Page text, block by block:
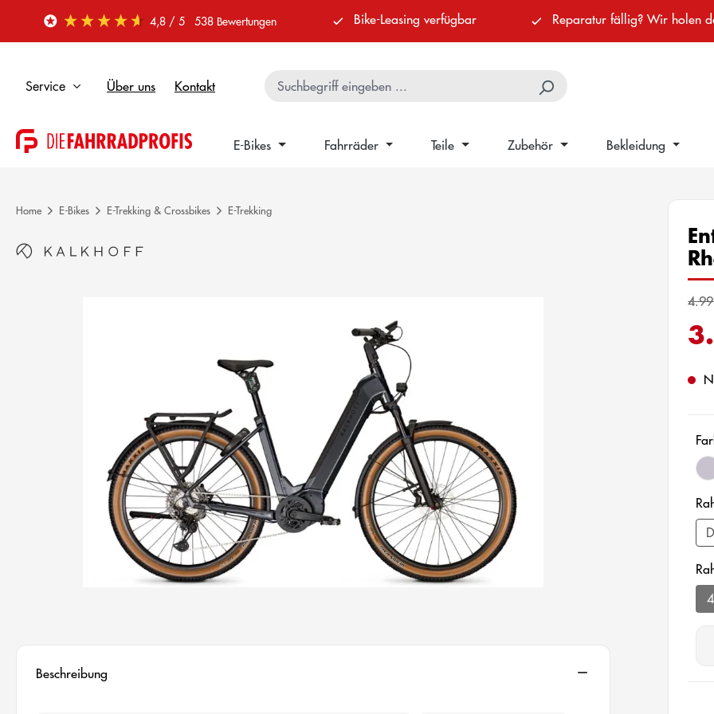
Hauptinhalt springen
Zur Suche springen
Zur Hauptnavigation springen
4,8 / 5 538 Bewertungen Bike-Leasing verfügbar Reparatur fällig? Wir holen
Service Über uns Kontakt
E-Bikes Fahrräder Teile Zubehör Bekleidung
Home E-Bikes E-Trekking & Crossbikes E-Trekking
Beschreibung